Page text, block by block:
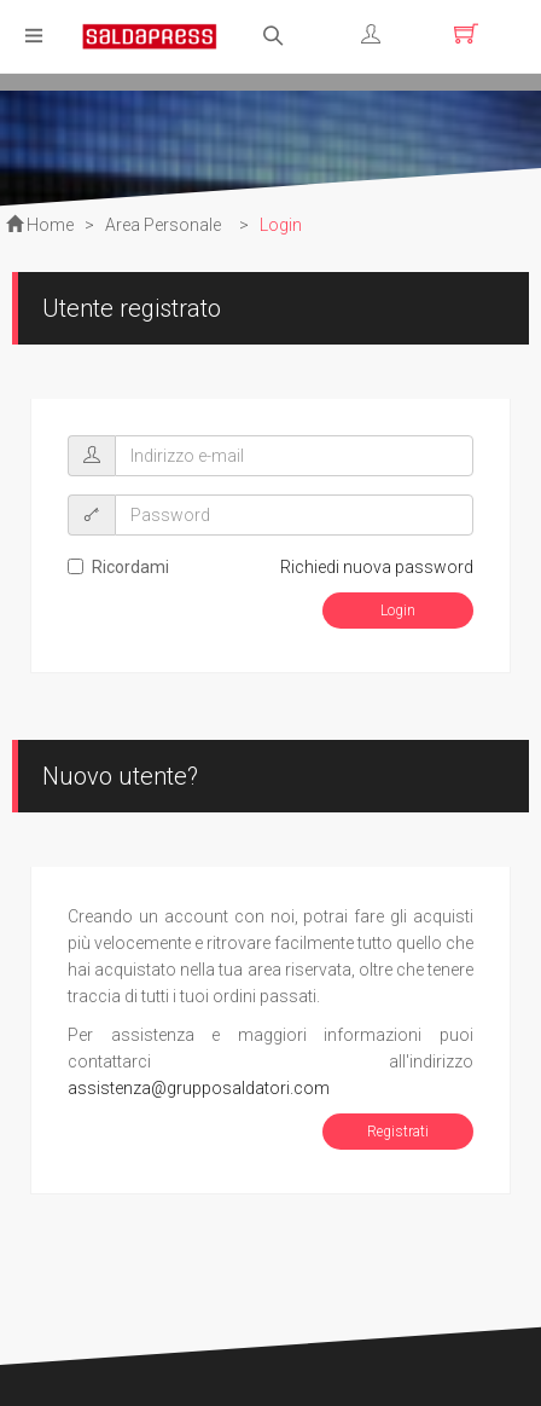
Registrati
Home > Area Personale > Login
Utente registrato
Richiedi nuova password
Ricordami
Nuovo utente?
Creando un account con noi, potrai fare gli acquisti
più velocemente e ritrovare facilmente tutto quello che
hai acquistato nella tua area riservata, oltre che tenere
traccia di tutti i tuoi ordini passati.
Per assistenza e maggiori informazioni puoi
contattarci all'indirizzo
assistenza@grupposaldatori.com
Registrati